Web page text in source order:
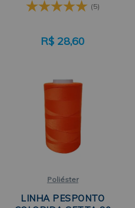
(5)
R$ 28,60
Poliéster
LINHA PESPONTO